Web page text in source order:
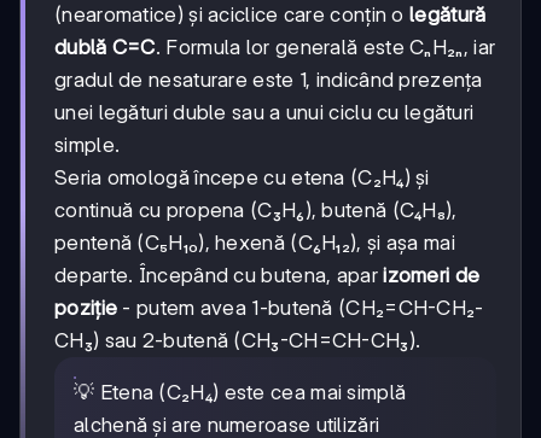
(nearomatice) și aciclice care conțin o legătură
dublă C=C. Formula lor generală este CₙH₂ₙ, iar
gradul de nesaturare este 1, indicând prezența
unei legături duble sau a unui ciclu cu legături
simple.
Seria omologă începe cu etena (C₂H₄) și
continuă cu propena (C₃H₆), butenă (C₄H₈),
pentenă (C₅H₁₀), hexenă (C₆H₁₂), și așa mai
departe. Începând cu butena, aparizomeri de
poziție - putem avea 1-butenă (CH₂=CH-CH₂-
CH₃) sau 2-butenă (CH₃-CH=CH-CH₃).
💡 Etena (C₂H₄) este cea mai simplă
alchenă și are numeroase utilizări